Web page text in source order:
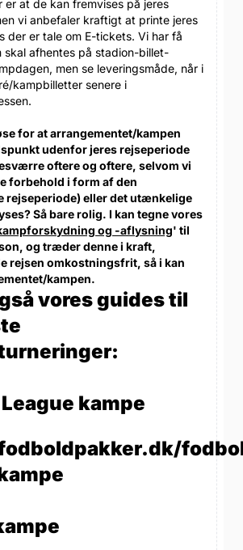
er at de kan fremvises på jeres
vi anbefaler kraftigt at printe jeres
der er tale om E-tickets. Vi har få
skal afhentes på stadion-billet-
men se leveringsmåde, når i
kampbilletter senere i
for at arrangementet/kampen
udenfor jeres rejseperiode
oftere og oftere, selvom vi
forbehold i form af den
rejseperiode) eller det utænkelige
Så bare rolig. I kan tegne vores
og -aflysning' til
og træder denne i kraft,
rejsen omkostningsfrit, så i kan
kampen.
vores guides til
kampe